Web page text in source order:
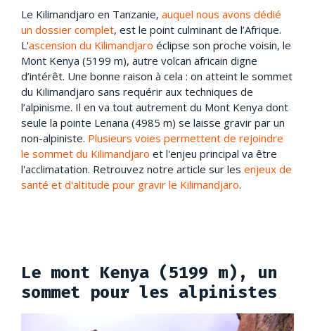
Le Kilimandjaro en Tanzanie, auquel nous avons dédié
un dossier complet, est le point culminant de l’Afrique.
L'ascension du Kilimandjaro éclipse son proche voisin, le
Mont Kenya (5199 m), autre volcan africain digne
d’intérêt. Une bonne raison à cela : on atteint le sommet
du Kilimandjaro sans requérir aux techniques de
l’alpinisme. Il en va tout autrement du Mont Kenya dont
seule la pointe Lenana (4985 m) se laisse gravir par un
non-alpiniste. Plusieurs voies permettent de rejoindre
le sommet du Kilimandjaro et l'enjeu principal va être
l'acclimatation. Retrouvez notre article sur les enjeux de
santé et d'altitude pour gravir le Kilimandjaro.
Le mont Kenya (5199 m), un
sommet pour les alpinistes